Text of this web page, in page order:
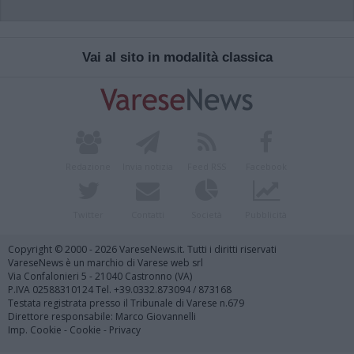
Vai al sito in modalità classica
Copyright © 2000 - 2026 VareseNews.it. Tutti i diritti riservati
VareseNews è un marchio di Varese web srl
Via Confalonieri 5 - 21040 Castronno (VA)
P.IVA 02588310124 Tel. +39.0332.873094 / 873168
Testata registrata presso il Tribunale di Varese n.679
Direttore responsabile: Marco Giovannelli
Imp. Cookie - Cookie - Privacy